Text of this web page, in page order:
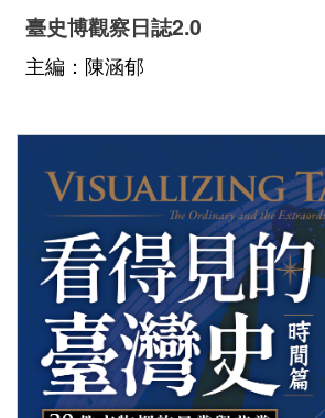
臺史博觀察日誌2.0
主編：陳涵郁